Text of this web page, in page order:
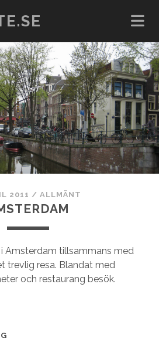
2011 /ALLMÄNT
Amsterdam tillsammans med
trevlig resa. Blandat med
och restaurang besök.